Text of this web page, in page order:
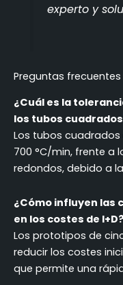
experto y
Preguntas
¿Cuál es la
los tubos
Los tubos
700 °C/min, frente a
redondos, debido a
¿Cómo influyen las
en los costes de I+D?
Los prototipos de
reducir los costes
que permite una